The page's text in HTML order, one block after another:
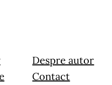
Despre autor
Contact